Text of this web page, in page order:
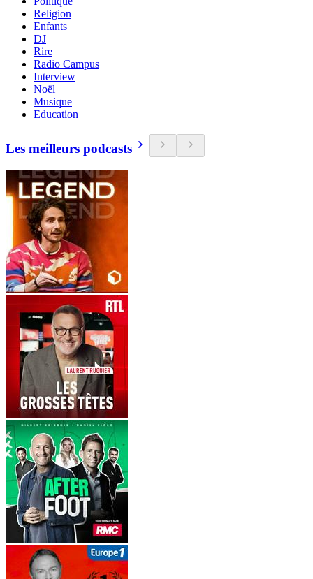
Religion
Enfants
DJ
Rire
Radio Campus
Interview
Noël
Musique
Education
Les meilleurs podcasts